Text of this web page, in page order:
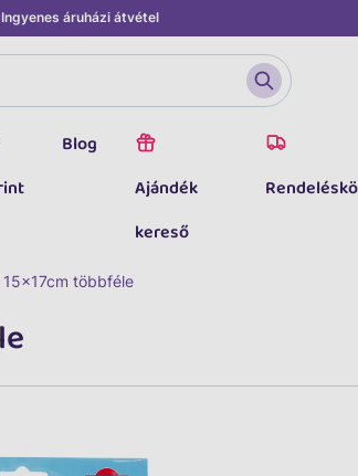
Ingyenes áruházi átvétel
Blog
Ajándék
kereső
többféle